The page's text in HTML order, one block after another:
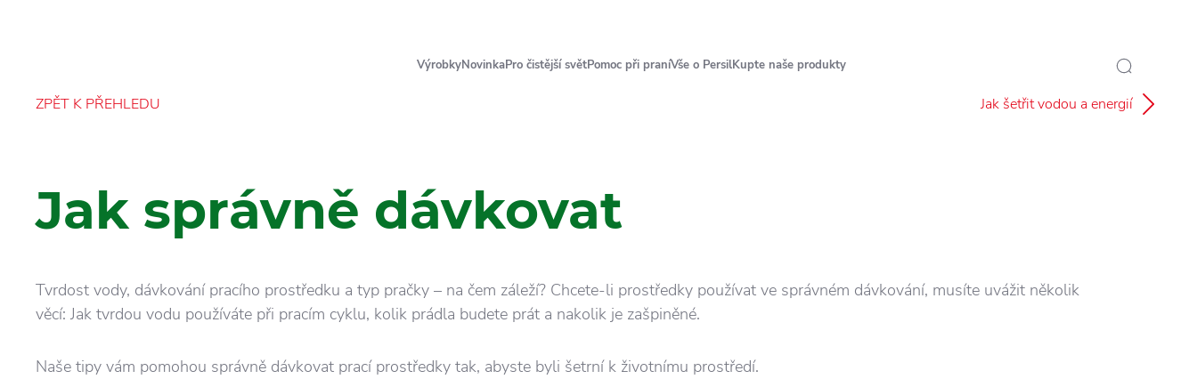
VýrobkyNovinkaPro čistější světPomoc při praníVše o PersilKupte naše produkty
ZPĚT K PŘEHLEDU Jak šetřit vodou a energií
Jak správně dávkovat
Tvrdost vody, dávkování pracího prostředku a typ pračky – na čem záleží? Chcete-li prostředky používat ve správném dávkování, musíte uvážit několik
věcí: Jak tvrdou vodu používáte při pracím cyklu, kolik prádla budete prát a nakolik je zašpiněné.
Naše tipy vám pomohou správně dávkovat prací prostředky tak, abyste byli šetrní k životnímu prostředí.